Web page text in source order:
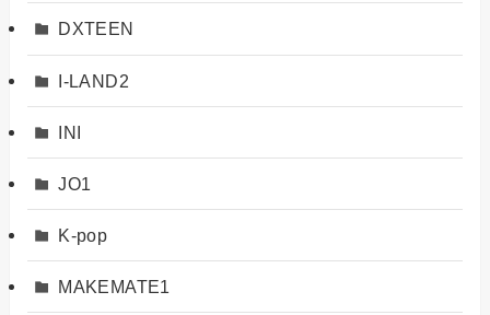
DXTEEN
I-LAND2
INI
JO1
K-pop
MAKEMATE1